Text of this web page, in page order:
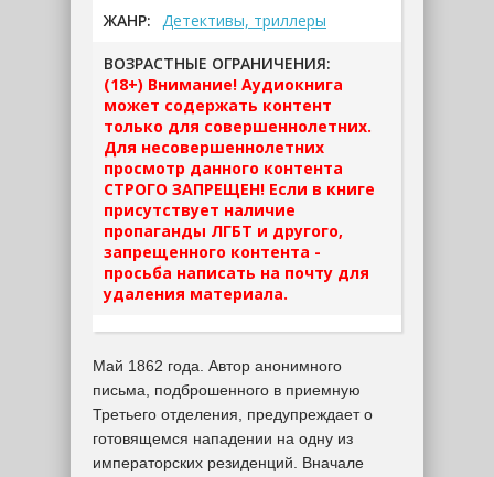
ЖАНР: Детективы, триллеры
ВОЗРАСТНЫЕ ОГРАНИЧЕНИЯ:
(18+) Внимание! Аудиокнига
может содержать контент
только для совершеннолетних.
Для несовершеннолетних
просмотр данного контента
СТРОГО ЗАПРЕЩЕН! Если в книге
присутствует наличие
пропаганды ЛГБТ и другого,
запрещенного контента -
просьба написать на почту для
удаления материала.
Май 1862 года. Автор анонимного
письма, подброшенного в приемную
Третьего отделения, предупреждает о
готовящемся нападении на одну из
императорских резиденций. Вначале